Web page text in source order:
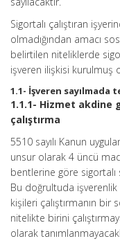
Sigortalı çalıştıran
olmadığından amacı
belirtilen niteliklerde
işveren ilişkisi kurulmuş
1.1- İşveren sayılmada
1.1.1- Hizmet akdine
çalıştırma
5510 sayılı Kanun
unsur olarak 4 üncü
bentlerine göre sigortalı
Bu doğrultuda işverenlik
kişileri çalıştırmanın
nitelikte birini
olarak